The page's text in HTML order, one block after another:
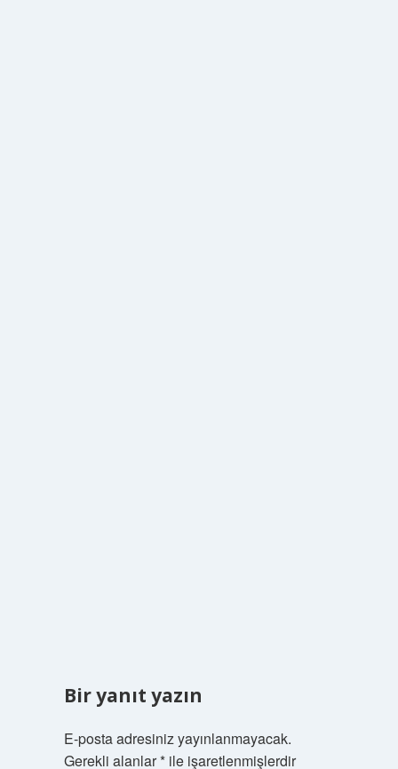
Bir yanıt yazın
E-posta adresiniz yayınlanmayacak.
Gerekli alanlar*ile işaretlenmişlerdir